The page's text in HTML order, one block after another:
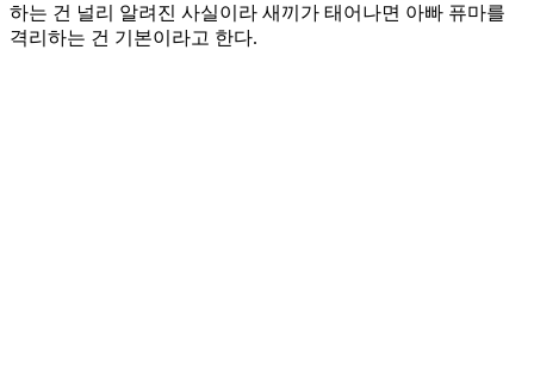
하는 건 널리 알려진 사실이라 새끼가 태어나면 아빠 퓨마를
격리하는 건 기본이라고 한다.